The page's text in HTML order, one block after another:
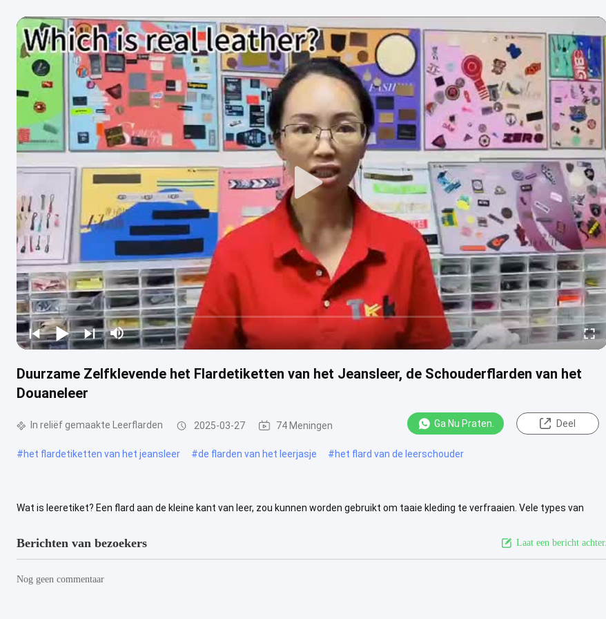
Duurzame Zelfklevende het Flardetiketten van het Jeansleer, de Schouderflarden van het
Douaneleer
In reliëf gemaakte Leerflarden 2025-03-27 74 Meningen Ga Nu Praten. Deel
#het flardetiketten van het jeansleer #de flarden van het leerjasje #het flard van de leerschouder
Wat is leeretiket? Een flard aan de kleine kant van leer, zou kunnen worden gebruikt om taaie kleding te verfraaien. Vele types van
Berichten van bezoekers Laat een bericht achter.
Nog geen commentaar